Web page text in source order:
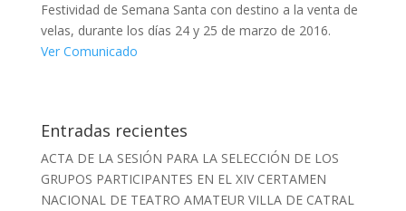
Festividad de Semana Santa con destino a la venta de
velas, durante los días 24 y 25 de marzo de 2016.
Ver Comunicado
Entradas recientes
ACTA DE LA SESIÓN PARA LA SELECCIÓN DE LOS
GRUPOS PARTICIPANTES EN EL XIV CERTAMEN
NACIONAL DE TEATRO AMATEUR VILLA DE CATRAL